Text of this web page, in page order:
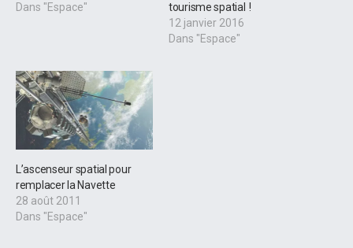
Dans "Espace"
tourisme spatial !
12 janvier 2016
Dans "Espace"
L’ascenseur spatial pour
remplacer la Navette
28 août 2011
Dans "Espace"